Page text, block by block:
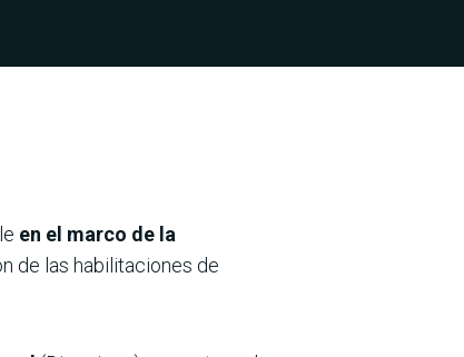
en el marco de la
de las habilitaciones de